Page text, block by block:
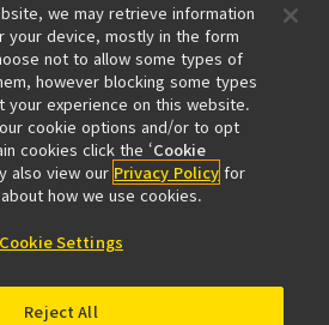
CalculatorPubScopeOEM
MicroscopyU
품
산업용 계측 제품
we may retrieve information
your device, mostly in the form
not to allow some types of
however blocking some types
your experience on this website.
cookie options and/or to opt
cookies click the ‘Cookie
also view our Privacy Policy for
how we use cookies.
Cookie Settings
Reject All